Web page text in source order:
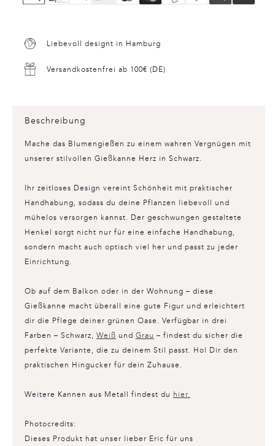
Liebevoll designt in Hamburg
Versandkostenfrei ab 100€ (DE)
Beschreibung
Mache das Blumengießen zu einem wahren Vergnügen mit
unserer stilvollen Gießkanne Herz in Schwarz.
Ihr zeitloses Design vereint Schönheit mit praktischer
Handhabung, sodass du deine Pflanzen liebevoll und
mühelos versorgen kannst. Der geschwungen gestaltete
Henkel sorgt nicht nur für eine einfache Handhabung,
sondern macht auch optisch viel her und passt zu jeder
Einrichtung.
Ob auf dem Balkon oder in der Wohnung – diese
Gießkanne macht überall eine gute Figur und erleichtert
dir die Pflege deiner grünen Oase. Verfügbar in drei
Farben – Schwarz, Weiß und Grau – findest du sicher die
perfekte Variante, die zu deinem Stil passt. Hol Dir den
praktischen Hingucker für dein Zuhause.
Weitere Kannen aus Metall findest du hier.
Photocredits:
Dieses Produkt hat unser lieber Eric für uns